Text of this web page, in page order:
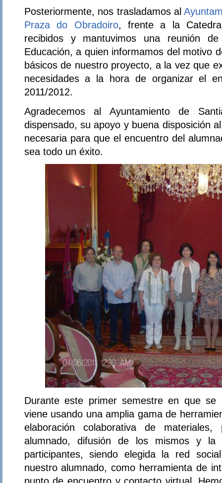
Posteriormente, nos trasladamos al
Praza do Obradoiro, frente a la
recibidos y mantuvimos una reunión
Educación, a quien informamos del motivo
básicos de nuestro proyecto, a la vez que
necesidades a la hora de organizar el
2011/2012.
Agradecemos al Ayuntamiento de
dispensado, su apoyo y buena disposición
necesaria para que el encuentro del
sea todo un éxito.
Durante este primer semestre en que se
viene usando una amplia gama de
elaboración colaborativa de
alumnado, difusión de los mismos y la
participantes, siendo elegida la red
nuestro alumnado, como herramienta de